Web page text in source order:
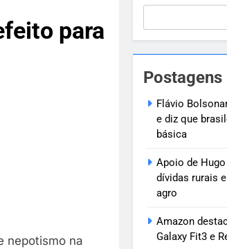
desaparecer
homem de 22 anos e criança de 7
suspeito está foragido
para
nepotismo na
Postagens
Flávio
e diz que
básica
Apoio de
dívidas rurais
agro
Amazon
Galaxy Fit3 e